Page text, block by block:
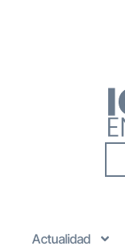
Actualidad